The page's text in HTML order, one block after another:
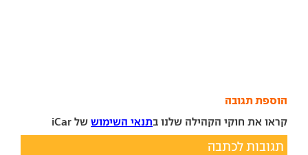
הוספת תגובה
קראו את חוקי הקהילה שלנו בתנאי השימוש של iCar
תגובות לכתבה